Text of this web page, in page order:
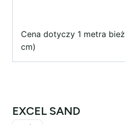
Cena dotyczy 1 metra
cm)
EXCEL SAND